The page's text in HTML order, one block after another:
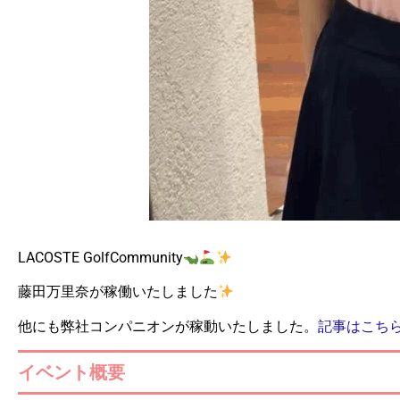
LACOSTE GolfCommunity
藤田万里奈が稼働いたしました
他にも弊社コンパニオンが稼動いたしました。 記事はこち
イベント概要